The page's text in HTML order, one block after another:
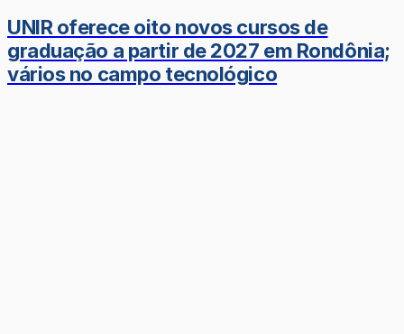
UNIR oferece oito novos cursos de
graduação a partir de 2027 em Rondônia;
vários no campo tecnológico